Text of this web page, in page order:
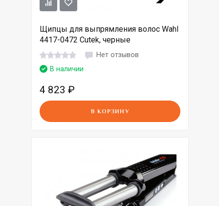
Щипцы для выпрямления волос Wahl
4417-0472 Cutek, черные
Нет отзывов
В наличии
4 823 ₽
В КОРЗИНУ